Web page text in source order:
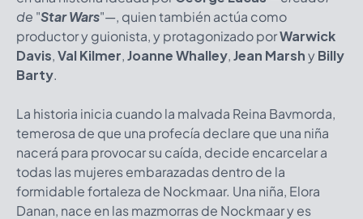
de "Star Wars"—, quien también actúa como
productor y guionista,y protagonizado porWarwick
Davis,Val Kilmer,Joanne Whalley,Jean MarshyBilly
Barty.
La historia inicia cuando la malvada Reina Bavmorda,
temerosa de que una profecía declare que una niña
nacerá para provocar su caída, decide encarcelar a
todas las mujeres embarazadas dentro de la
formidable fortaleza de Nockmaar. Una niña, Elora
Danan, nace en las mazmorras de Nockmaar y es